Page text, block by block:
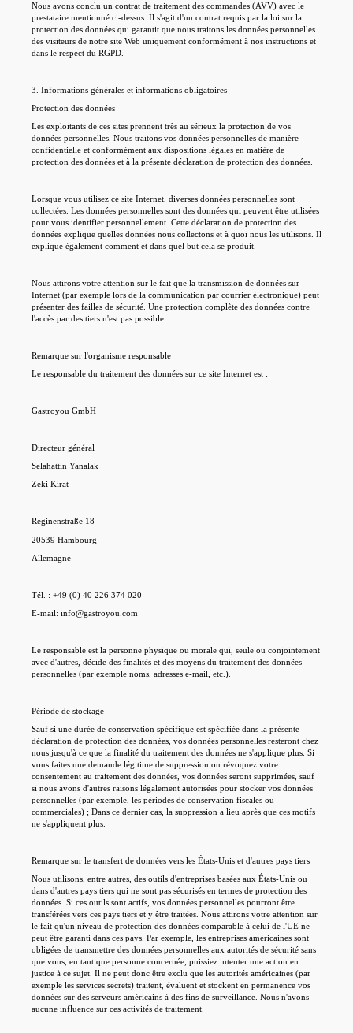
Nous avons conclu un contrat de traitement des commandes (AVV) avec le
prestataire mentionné ci-dessus. Il s'agit d'un contrat requis par la loi sur la
protection des données qui garantit que nous traitons les données personnelles
des visiteurs de notre site Web uniquement conformément à nos instructions et
dans le respect du RGPD.
3. Informations générales et informations obligatoires
Protection des données
Les exploitants de ces sites prennent très au sérieux la protection de vos
données personnelles. Nous traitons vos données personnelles de manière
confidentielle et conformément aux dispositions légales en matière de
protection des données et à la présente déclaration de protection des données.
Lorsque vous utilisez ce site Internet, diverses données personnelles sont
collectées. Les données personnelles sont des données qui peuvent être utilisées
pour vous identifier personnellement. Cette déclaration de protection des
données explique quelles données nous collectons et à quoi nous les utilisons. Il
explique également comment et dans quel but cela se produit.
Nous attirons votre attention sur le fait que la transmission de données sur
Internet (par exemple lors de la communication par courrier électronique) peut
présenter des failles de sécurité. Une protection complète des données contre
l'accès par des tiers n'est pas possible.
Remarque sur l'organisme responsable
Le responsable du traitement des données sur ce site Internet est :
Gastroyou GmbH
Directeur général
Selahattin Yanalak
Zeki Kirat
Reginenstraße 18
20539 Hambourg
Allemagne
Tél. : +49 (0) 40 226 374 020
E-mail: info@gastroyou.com
Le responsable est la personne physique ou morale qui, seule ou conjointement
avec d'autres, décide des finalités et des moyens du traitement des données
personnelles (par exemple noms, adresses e-mail, etc.).
Période de stockage
Sauf si une durée de conservation spécifique est spécifiée dans la présente
déclaration de protection des données, vos données personnelles resteront chez
nous jusqu'à ce que la finalité du traitement des données ne s'applique plus. Si
vous faites une demande légitime de suppression ou révoquez votre
consentement au traitement des données, vos données seront supprimées, sauf
si nous avons d'autres raisons légalement autorisées pour stocker vos données
personnelles (par exemple, les périodes de conservation fiscales ou
commerciales) ; Dans ce dernier cas, la suppression a lieu après que ces motifs
ne s'appliquent plus.
Remarque sur le transfert de données vers les États-Unis et d'autres pays tiers
Nous utilisons, entre autres, des outils d'entreprises basées aux États-Unis ou
dans d'autres pays tiers qui ne sont pas sécurisés en termes de protection des
données. Si ces outils sont actifs, vos données personnelles pourront être
transférées vers ces pays tiers et y être traitées. Nous attirons votre attention sur
le fait qu'un niveau de protection des données comparable à celui de l'UE ne
peut être garanti dans ces pays. Par exemple, les entreprises américaines sont
obligées de transmettre des données personnelles aux autorités de sécurité sans
que vous, en tant que personne concernée, puissiez intenter une action en
justice à ce sujet. Il ne peut donc être exclu que les autorités américaines (par
exemple les services secrets) traitent, évaluent et stockent en permanence vos
données sur des serveurs américains à des fins de surveillance. Nous n'avons
aucune influence sur ces activités de traitement.